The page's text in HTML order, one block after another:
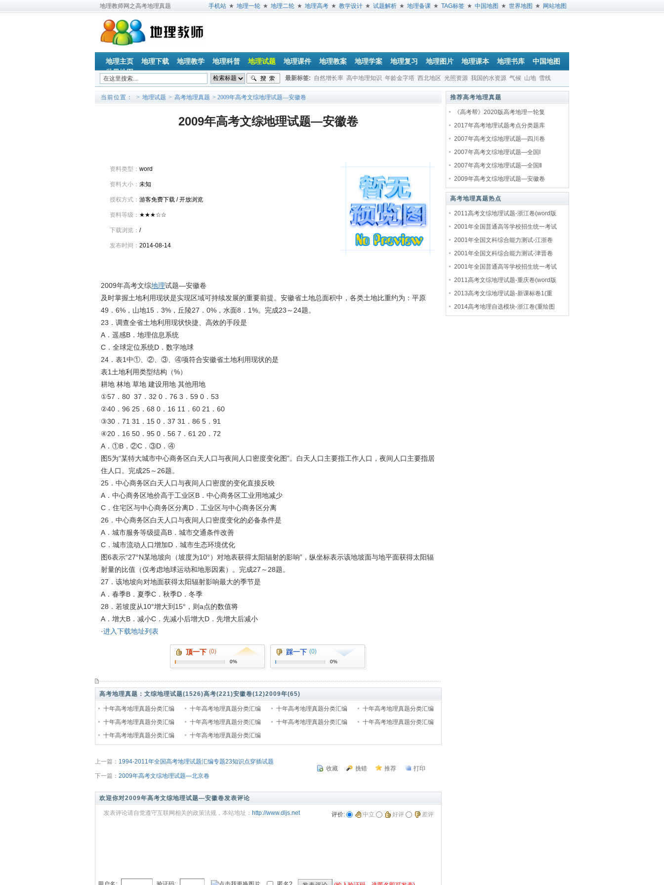
地理教师网之高考地理真题 手机站 ★ 地理一轮 ★ 地理二轮 ★ 地理高考 ★ 教学设计 ★ 试题解析 ★ 地理备课 ★ TAG标签 ★ 中国地图 ★ 世界地图 ★ 网站地图
地理主页 地理下载 地理教学 地理科普 地理试题 地理课件 地理教案 地理学案 地理复习 地理图片 地理课本 地理书库
中国地图
世界地图
最新标签: 自然增长率 高中地理知识 年龄金字塔 西北地区 光照资源 我国的水资源 气候 山地 雪线
垂直地带性
当前位置： > 地理试题 > 高考地理真题 > 2009年高考文综地理试题—安徽卷
2009年高考文综地理试题—安徽卷
资料类型： word
资料大小： 未知
授权方式： 游客免费下载 / 开放浏览
资料等级： ★★★☆☆
下载浏览： /
发布时间： 2014-08-14
2009年高考文综地理试题—安徽卷
及时掌握土地利用现状是实现区域可持续发展的重要前提。安徽省土地总面积中，各类土地比重约为：平原
49．6%，山地15．3%，丘陵27．0%，水面8．1%。完成23～24题。
23．调查全省土地利用现状快捷、高效的手段是
A．遥感B．地理信息系统
C．全球定位系统D．数字地球
24．表1中①、②、③、④项符合安徽省土地利用现状的是
表1土地利用类型结构（%）
耕地 林地 草地 建设用地 其他用地
①57．80 37．32 0．76 3．59 0．53
②40．96 25．68 0．16 11．60 21．60
③30．71 31．15 0．37 31．86 5．91
④20．16 50．95 0．56 7．61 20．72
A．①B．②C．③D．④
图5为“某特大城市中心商务区白天人口与夜间人口密度变化图”。白天人口主要指工作人口，夜间人口主要指居
住人口。完成25～26题。
25．中心商务区白天人口与夜间人口密度的变化直接反映
A．中心商务区地价高于工业区B．中心商务区工业用地减少
C．住宅区与中心商务区分离D．工业区与中心商务区分离
26．中心商务区白天人口与夜间人口密度变化的必备条件是
A．城市服务等级提高B．城市交通条件改善
C．城市流动人口增加D．城市生态环境优化
图6表示“27°N某地坡向（坡度为10°）对地表获得太阳辐射的影响”，纵坐标表示该地坡面与地平面获得太阳辐
射量的比值（仅考虑地球运动和地形因素）。完成27～28题。
27．该地坡向对地面获得太阳辐射影响最大的季节是
A．春季B．夏季C．秋季D．冬季
28．若坡度从10°增大到15°，则a点的数值将
A．增大B．减小C．先减小后增大D．先增大后减小
·进入下载地址列表
顶一下 (0)
0%
踩一下 (0)
0%
高考地理真题： 文综地理试题(1526)高考(221)安徽卷(12)2009年(65)
十年高考地理真题分类汇编
（2010-2019） 专题1 行星地
球
十年高考地理真题分类汇编
（2010-2019） 专题2 地球上
的大气
十年高考地理真题分类汇编
（2010-2019） 专题3 地球上
十年高考地理真题分类汇编
（2010-2019） 专题4 地表形
十年高考地理真题分类汇编
（2010-2019） 专题5 自然地
十年高考地理真题分类汇编
（2010-2019） 专题6 人口
十年高考地理真题分类汇编
十年高考地理真题分类汇编
十年高考地理真题分类汇编
十年高考地理真题分类汇编
上一篇： 1994-2011年全国高考地理试题汇编专题23知识点穿插试题
下一篇： 2009年高考文综地理试题—北京卷
收藏 挑错 推荐 打印
欢迎你对2009年高考文综地理试题—安徽卷发表评论
发表评论请自觉遵守互联网相关的政策法规，本站地址： http://www.dljs.net 评价: 中立 好评 差评
推荐高考地理真题
《高考帮》2020版高考地理一轮复
2017年高考地理试题考点分类题库
2007年高考文综地理试题—四川卷
2007年高考文综地理试题—全国Ⅰ
2007年高考文综地理试题—全国Ⅱ
2009年高考文综地理试题—安徽卷
高考地理真题热点
2011高考文综地理试题-浙江卷(word版
2001年全国普通高等学校招生统一考试
2001年全国文科综合能力测试-江浙卷
2001年全国文科综合能力测试-津晋卷
2001年全国普通高等学校招生统一考试
2011高考文综地理试题-重庆卷(word版
2013高考文综地理试题-新课标卷1(重
2014高考地理自选模块-浙江卷(重绘图